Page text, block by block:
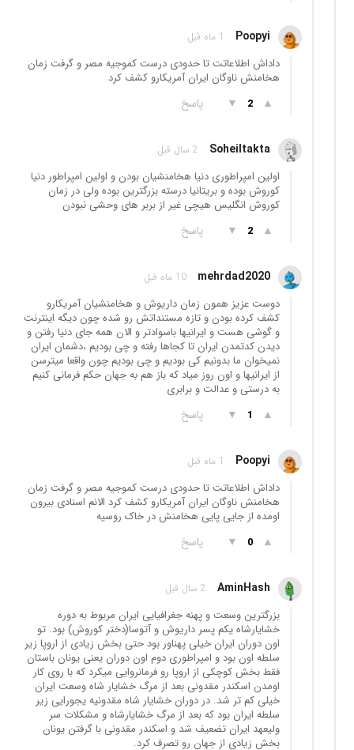
Poopyi 1 ماه قبل
داداش اطلاعاتت تا حدودی درست کموجیه مصر و گرفت زمان
هخامنش ناوگان ایران آمریکارو کشف کرد
▲
2
▼ پاسخ
Soheiltakta 2 سال قبل
اولین امپراطوری دنیا هخامنشیان بودن و اولین امپراطور دنیا
کوروش بوده و بریتانیا درسته بزرگترین بوده ولی در زمان
کوروش انگلیس هیچی غیر از بربر های وحشی نبودن
▲
2
▼ پاسخ
mehrdad2020 10 ماه قبل
دوست عزیز همون زمان داریوش و هخامنشیان آمریکارو
کشف کرده بودن و تازه مستنداتش رو شده چون دیگه اینترنت
و گوشی هست و ایرانیها باسوادتر و الان همه جای دنیا رفتن و
دیدن کدتمدن ایران تا کجاها رفته و چی بودیم ،دشمان ایران
نمیخوان ما بدونیم کی بودیم و چی بودیم چون واقعا میترسن
از ایرانیها و اون روز میاد که باز هم به جهان حکم فرمانی کنیم
به درستی و عدالت و برابری
▲
1
▼ پاسخ
Poopyi 1 ماه قبل
داداش اطلاعاتت تا حدودی درست کموجیه مصر و گرفت زمان
هخامنش ناوگان ایران آمریکارو کشف کرد الانم اسنادی بیرون
اومده از جایی پایی هخامنش در خاک روسیه
▲
0
▼ پاسخ
AminHash 2 سال قبل
بزرگترین وسعت و پهنه جغرافیایی ایران مربوط به دوره
خشایارشاه یکم پسر داریوش و آتوسا(دختر کوروش) بود. تو
اون دوران ایران خیلی پهناور بود حتی بخش زیادی از اروپا زیر
سلطه اون بود و امپراطوری دوم اون دوران یعنی یونان باستان
فقط بخش کوچکی از اروپا رو فرمانروایی میکرد که با روی کار
اومدن اسکندر مقدونی بعد از مرگ خشایار شاه وسعت ایران
خیلی کم تر شد. در دوران خشایار شاه مقدونیه یجورایی زیر
سلطه ایران بود که بعد از مرگ خشایارشاه و مشکلات سر
ولیعهد ایران تضعیف شد و اسکندر مقدونی با گرفتن یونان
بخش زیادی از جهان رو تصرف کرد.